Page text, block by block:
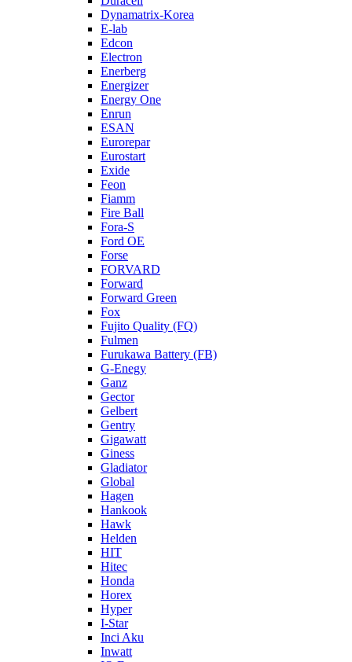
Dynamatrix-Korea
E-lab
Edcon
Electron
Enerberg
Energizer
Energy One
Enrun
ESAN
Eurorepar
Eurostart
Exide
Feon
Fiamm
Fire Ball
Fora-S
Ford OE
Forse
FORVARD
Forward
Forward Green
Fox
Fujito Quality (FQ)
Fulmen
Furukawa Battery (FB)
G-Enegy
Ganz
Gector
Gelbert
Gentry
Gigawatt
Giness
Gladiator
Global
Hagen
Hankook
Hawk
Helden
HIT
Hitec
Honda
Horex
Hyper
I-Star
Inci Aku
Inwatt